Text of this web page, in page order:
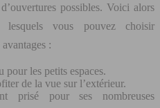
possibles. Voici alors
lesquels vous pouvez choisir
:
pour les petits espaces.
de la vue sur l’extérieur.
prisé pour ses nombreuses